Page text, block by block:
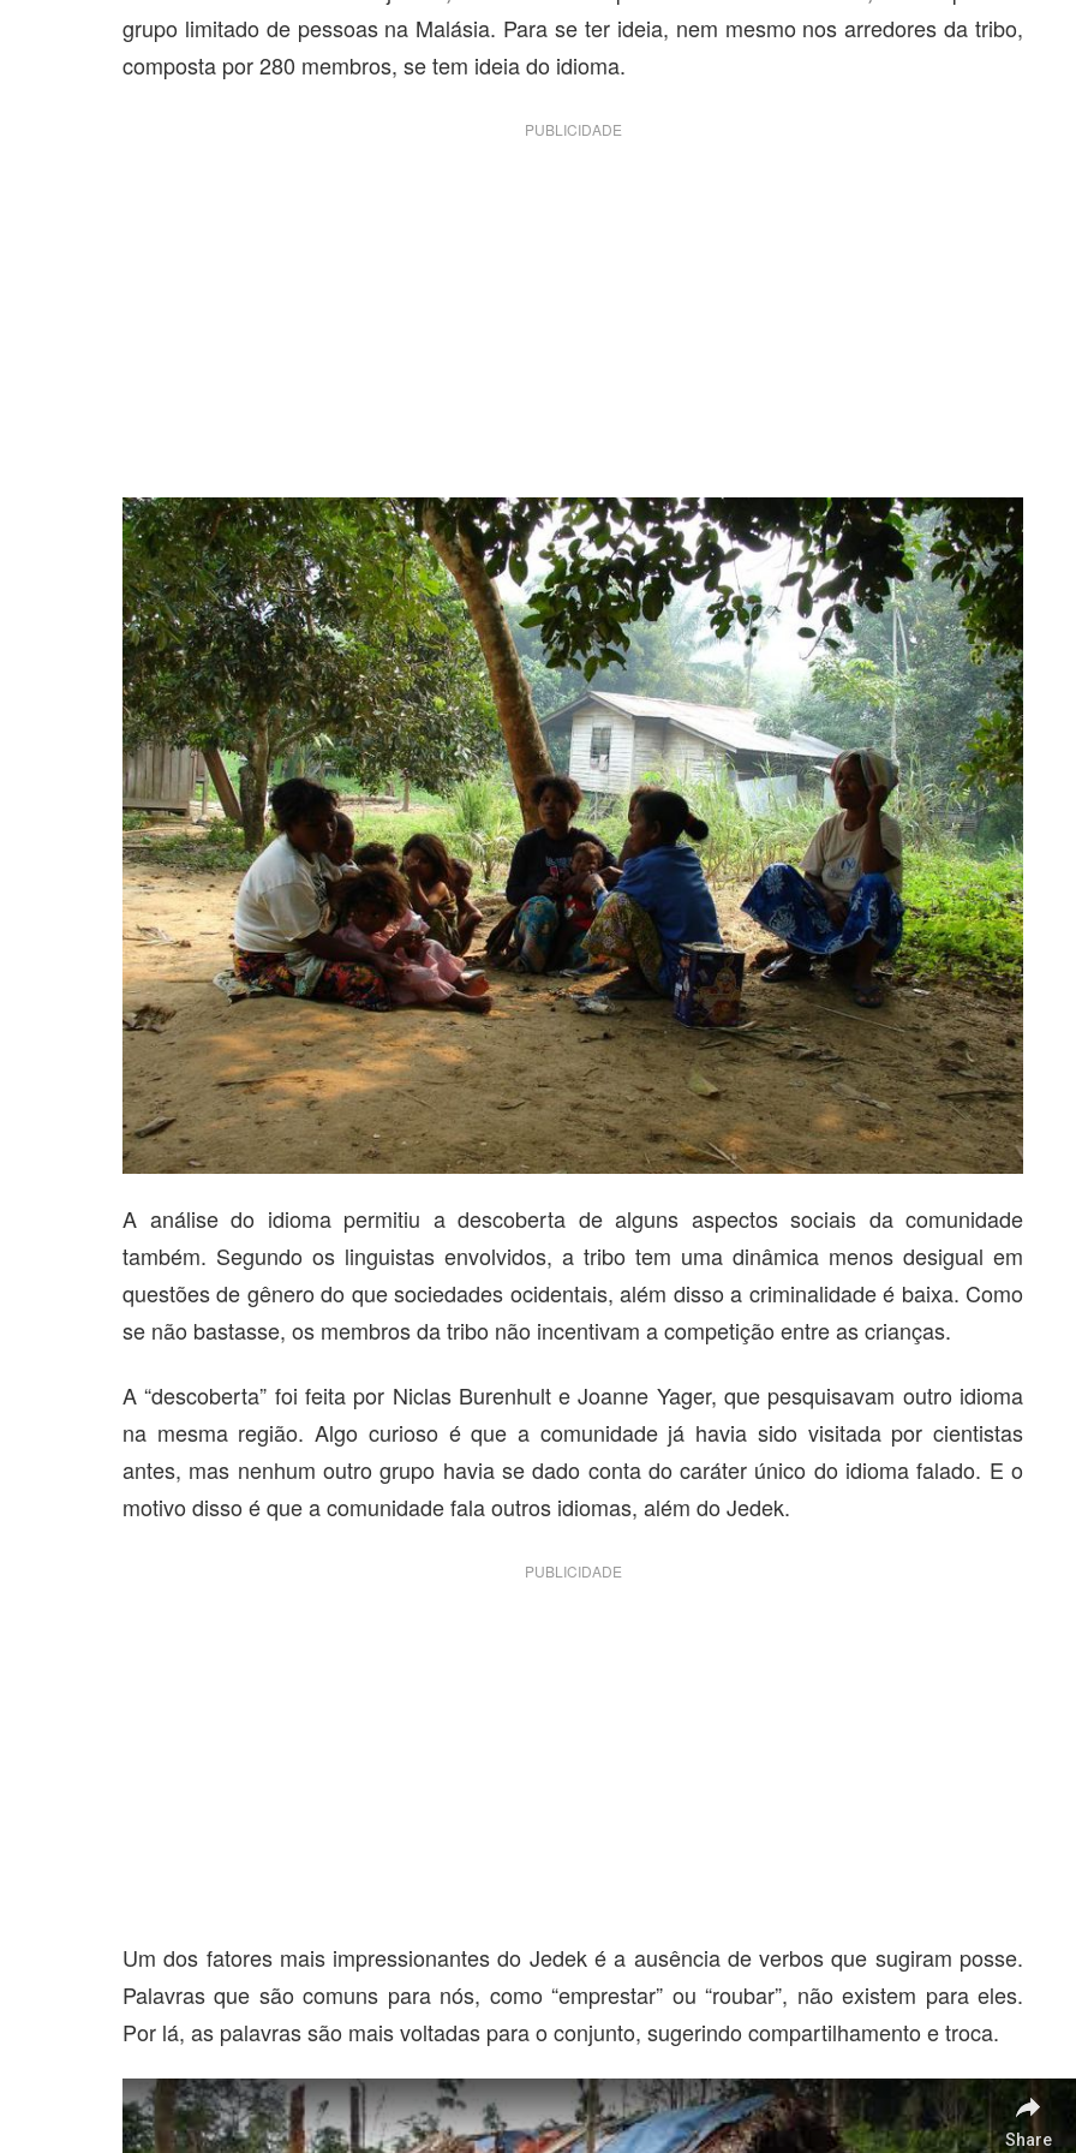
grupo limitado de pessoas na Malásia. Para se ter ideia, nem mesmo nos arredores da tribo,
composta por 280 membros, se tem ideia do idioma.
PUBLICIDADE
A análise do idioma permitiu a descoberta de alguns aspectos sociais da comunidade
também. Segundo os linguistas envolvidos, a tribo tem uma dinâmica menos desigual em
questões de gênero do que sociedades ocidentais, além disso a criminalidade é baixa. Como
se não bastasse, os membros da tribo não incentivam a competição entre as crianças.
A “descoberta” foi feita por Niclas Burenhult e Joanne Yager, que pesquisavam outro idioma
na mesma região. Algo curioso é que a comunidade já havia sido visitada por cientistas
antes, mas nenhum outro grupo havia se dado conta do caráter único do idioma falado. E o
motivo disso é que a comunidade fala outros idiomas, além do Jedek.
PUBLICIDADE
Um dos fatores mais impressionantes do Jedek é a ausência de verbos que sugiram posse.
Palavras que são comuns para nós, como “emprestar” ou “roubar”, não existem para eles.
Por lá, as palavras são mais voltadas para o conjunto, sugerindo compartilhamento e troca.